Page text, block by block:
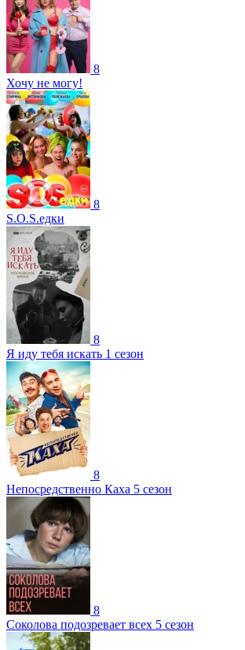
8
Хочу не могу!
8
S.O.S.едки
8
Я иду тебя искать 1 сезон
8
Непосредственно Каха 5 сезон
8
Соколова подозревает всех 5 сезон